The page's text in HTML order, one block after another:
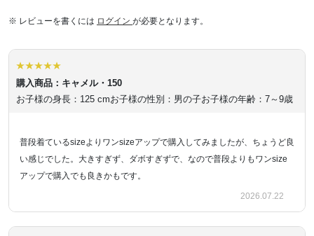
※ レビューを書くには ログイン が必要となります。
購入商品：キャメル・150
お子様の身長：125 cmお子様の性別：男の子お子様の年齢：7～9歳
普段着ているsizeよりワンsizeアップで購入してみましたが、ちょうど良
い感じでした。大きすぎず、ダボすぎずで、なので普段よりもワンsize
アップで購入でも良きかもです。
2026.07.22